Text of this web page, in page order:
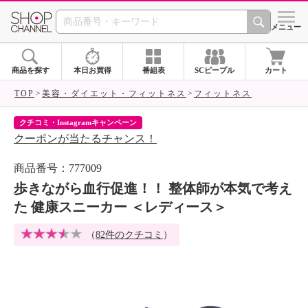
SHOP CHANNEL シメニュー
商品を探す 本日お買得 番組表 SCピープル カート
TOP 美容・ダイエット・フィットネス フィットネス
クチコミ・Instagramキャンペーン
クーポンが当たるチャンス！
商品番号：777009
歩きながら血行促進！！ 整体師が本気で考え
た 健康スニーカー ＜レディース＞
（82件のクチコミ ）